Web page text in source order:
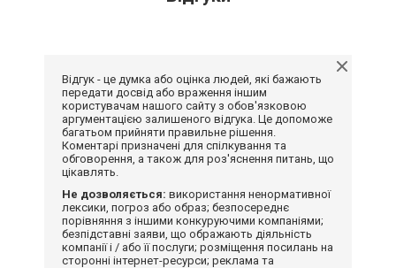
Відгук - це думка або оцінка людей, які бажають
передати досвід або враження іншим
користувачам нашого сайту з обов'язковою
аргументацією залишеного відгука. Це допоможе
багатьом прийняти правильне рішення.
Коментарі призначені для спілкування та
обговорення, а також для роз'яснення питань, що
цікавлять.
Не дозволяється: використання ненормативної
лексики, погроз або образ; безпосереднє
порівняння з іншими конкуруючими компаніями;
безпідставні заяви, що ображають діяльність
компанії і / або її послуги; розміщення посилань на
сторонні інтернет-ресурси; реклама та